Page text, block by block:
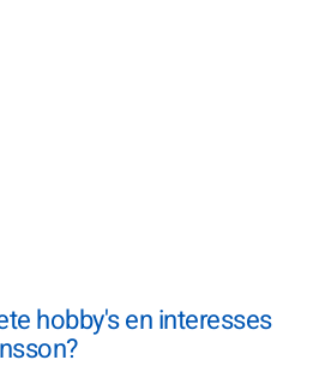
hobby's en interesses